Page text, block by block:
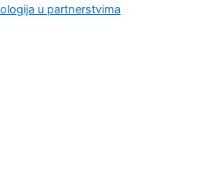
u partnerstvima